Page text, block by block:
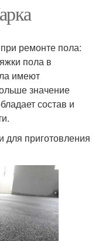
ремонте пола:
пола в
имеют
значение
состав и
приготовления